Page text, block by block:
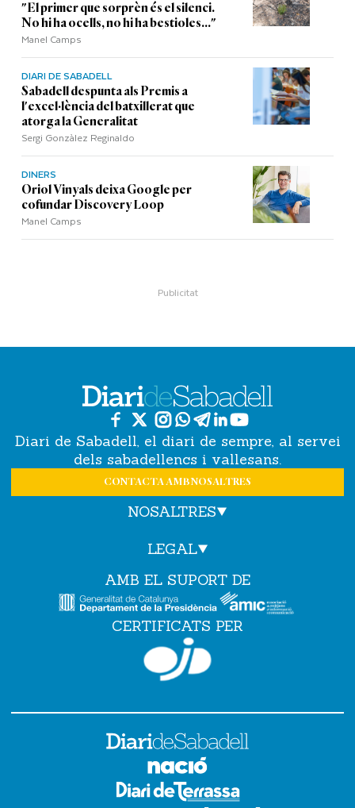
"El primer que sorprèn és el silenci.
No hi ha ocells, no hi ha bestioles..."
Manel Camps
DIARI DE SABADELL
Sabadell despunta als Premis a
l'excel·lència del batxillerat que
atorga la Generalitat
Sergi Gonzàlez Reginaldo
DINERS
Oriol Vinyals deixa Google per
cofundar Discovery Loop
Manel Camps
Diari de Sabadell, el diari de sempre, al servei
dels sabadellencs i vallesans.
CONTACTA AMB NOSALTRES
NOSALTRES
LEGAL
AMB EL SUPORT DE
CERTIFICATS PER